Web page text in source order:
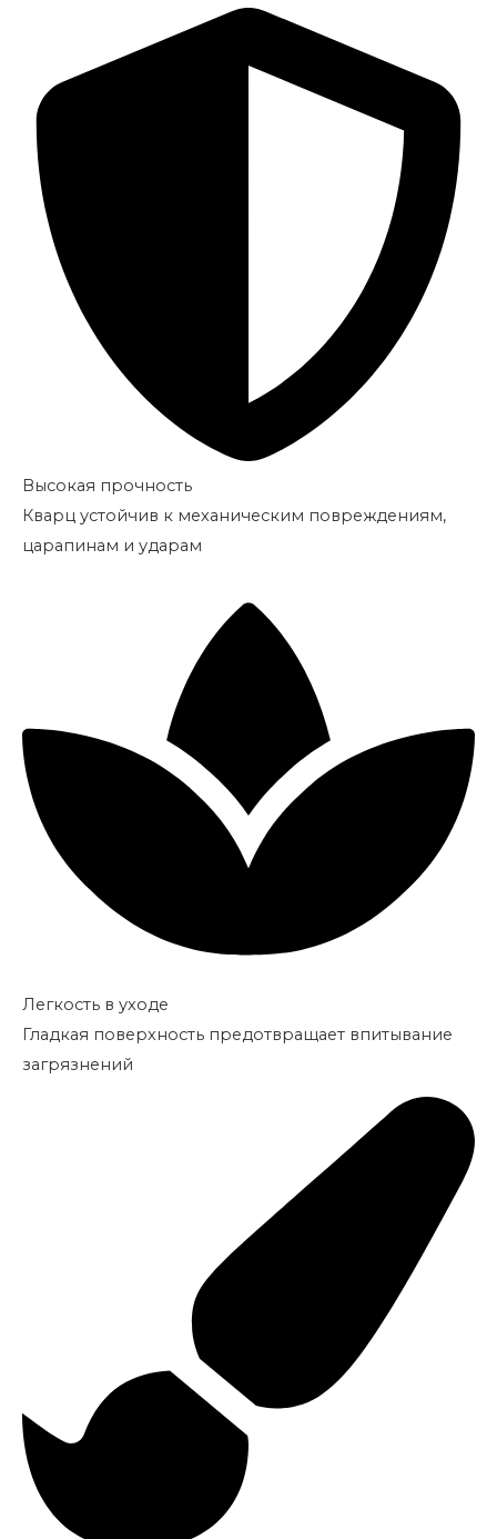
Высокая прочность
Кварц устойчив к механическим повреждениям,
царапинам и ударам
Легкость в уходе
Гладкая поверхность предотвращает впитывание
загрязнений